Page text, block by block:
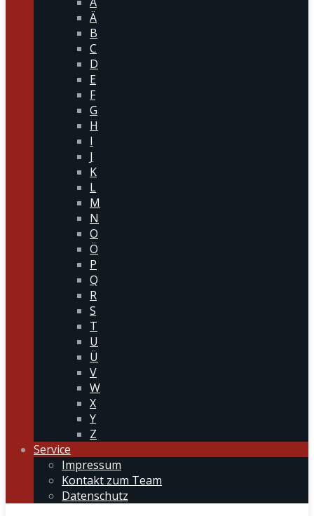
Ä
B
C
D
E
F
G
H
I
J
K
L
M
N
O
Ö
P
Q
R
S
T
U
Ü
V
W
X
Y
Z
Service
Impressum
Kontakt zum Team
Datenschutz